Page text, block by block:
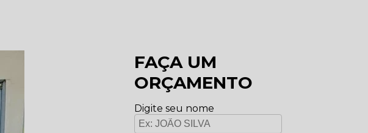
FAÇA UM
ORÇAMENTO
Digite seu nome